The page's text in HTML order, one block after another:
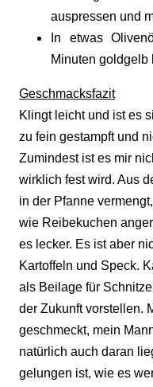
auspressen und
In etwas
Minuten goldgelb
Geschmacksfazit
Klingt leicht und ist es
zu fein gestampft und
Zumindest ist es mir
wirklich fest wird. Aus
in der Pfanne
wie Reibekuchen
es lecker. Es ist aber
Kartoffeln und Speck.
als Beilage für
der Zukunft vorstellen.
geschmeckt, mein
natürlich auch daran
gelungen ist, wie es